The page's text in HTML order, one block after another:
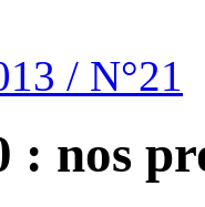
/ N°21
: nos